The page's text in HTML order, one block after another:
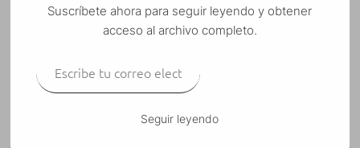
App Store
iPad iPhone iPod Touch Juegos · 28 octubre, 2014
2 Minutos de lectura
es un juego que salió en consolas allá en
Suscríbete ahora para seguir leyendo y obtener
acceso al archivo completo.
Seguir leyendo